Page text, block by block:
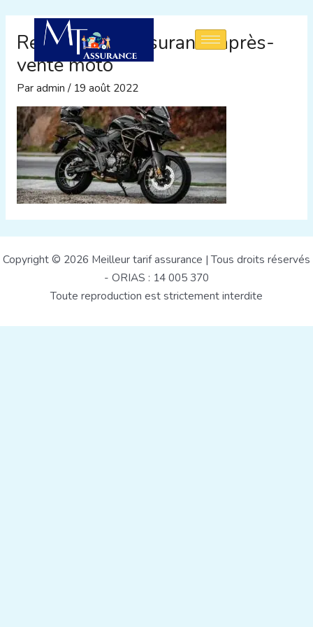
contenuRésiliation d’assurance après-
vente moto
Paradmin / 19 août 2022
Copyright © 2026 Meilleur tarif assurance | Tous droits réservés
- ORIAS : 14 005 370
Toute reproduction est strictement interdite